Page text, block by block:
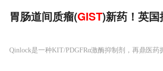
胃肠道间质瘤(GIST)新药！英
Qinlock是一种KIT/PDGFRα激酶抑制剂，再鼎医药